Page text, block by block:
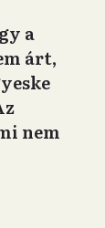
a
árt,
nem